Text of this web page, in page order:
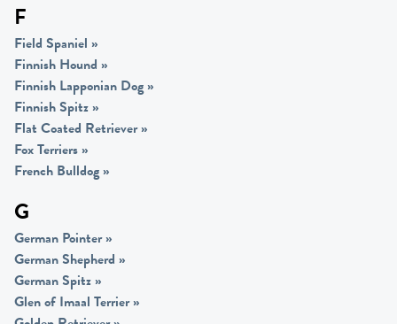
F
Field Spaniel »
Finnish Hound »
Finnish Lapponian Dog»
Finnish Spitz»
Flat Coated Retriever»
Fox Terriers»
French Bulldog»
G
German Pointer»
German Shepherd »
German Spitz»
Glen of Imaal Terrier»